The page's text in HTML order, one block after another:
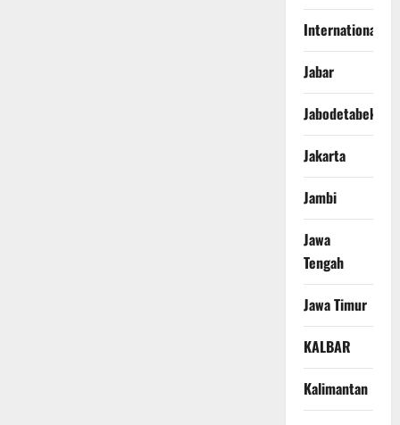
International
Jabar
Jabodetabek
Jakarta
Jambi
Jawa
Tengah
Jawa Timur
KALBAR
Kalimantan